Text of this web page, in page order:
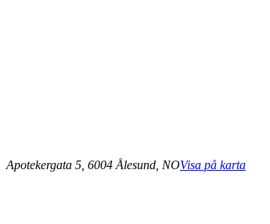
Apotekergata 5, 6004 Ålesund, NOVisa på karta